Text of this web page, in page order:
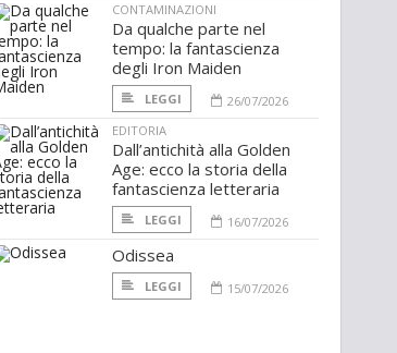
CONTAMINAZIONI
Da qualche parte nel
tempo: la fantascienza
degli Iron Maiden
LEGGI
26/07/2026
EDITORIA
Dall’antichità alla Golden
Age: ecco la storia della
fantascienza letteraria
LEGGI 16/07/2026
Odissea
LEGGI 15/07/2026